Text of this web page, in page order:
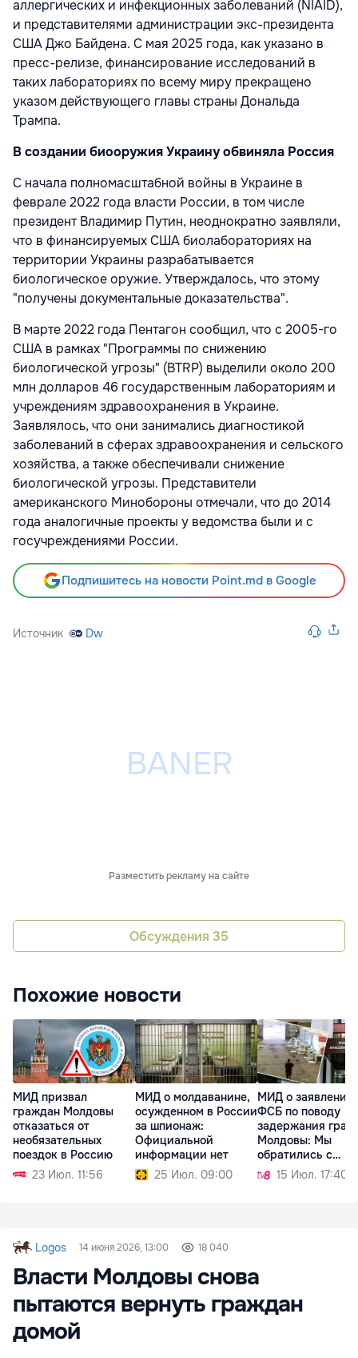
аллергических и инфекционных заболеваний (NIAID),
и представителями администрации экс-президента
США Джо Байдена. С мая 2025 года, как указано в
пресс-релизе, финансирование исследований в
таких лабораториях по всему миру прекращено
указом действующего главы страны Дональда
Трампа.
В создании биооружия Украину обвиняла Россия
С начала полномасштабной войны в Украине в
феврале 2022 года власти России, в том числе
президент Владимир Путин, неоднократно заявляли,
что в финансируемых США биолабораториях на
территории Украины разрабатывается
биологическое оружие. Утверждалось, что этому
"получены документальные доказательства".
В марте 2022 года Пентагон сообщил, что с 2005-го
США в рамках "Программы по снижению
биологической угрозы" (BTRP) выделили около 200
млн долларов 46 государственным лабораториям и
учреждениям здравоохранения в Украине.
Заявлялось, что они занимались диагностикой
заболеваний в сферах здравоохранения и сельского
хозяйства, а также обеспечивали снижение
биологической угрозы. Представители
американского Минобороны отмечали, что до 2014
года аналогичные проекты у ведомства были и с
госучреждениями России.
Подпишитесь на новости Point.md в Google
Источник Dw
Разместить рекламу на сайте
Обсуждения 35
Похожие новости
МИД призвал
граждан Молдовы
отказаться от
необязательных
поездок в Россию
23 Июл. 11:56
МИД о молдаванине,
осужденном в России
за шпионаж:
Официальной
информации нет
25 Июл. 09:00
МИД о заявлении
ФСБ по поводу
задержания
Молдовы: Мы
обратились с
запросом
15 Июл. 17:40
Logos 14 июня 2026, 13:00 18 040
Власти Молдовы снова
пытаются вернуть граждан
домой